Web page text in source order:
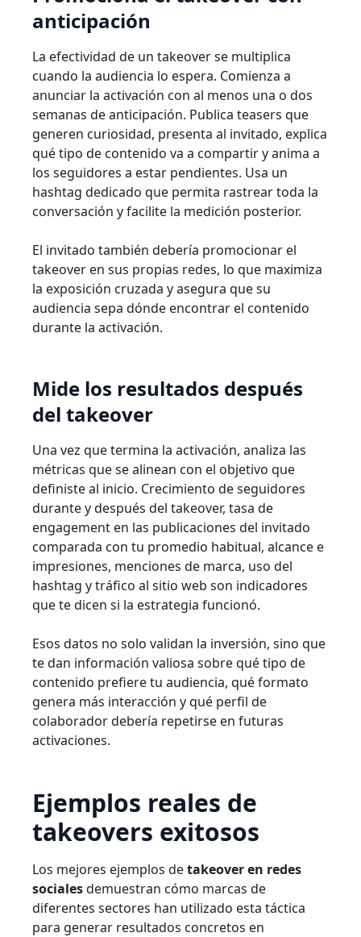
anticipación
La efectividad de un takeover se multiplica
cuando la audiencia lo espera. Comienza a
anunciar la activación con al menos una o dos
semanas de anticipación. Publica teasers que
generen curiosidad, presenta al invitado, explica
qué tipo de contenido va a compartir y anima a
los seguidores a estar pendientes. Usa un
hashtag dedicado que permita rastrear toda la
conversación y facilite la medición posterior.
El invitado también debería promocionar el
takeover en sus propias redes, lo que maximiza
la exposición cruzada y asegura que su
audiencia sepa dónde encontrar el contenido
durante la activación.
Mide los resultados después
del takeover
Una vez que termina la activación, analiza las
métricas que se alinean con el objetivo que
definiste al inicio. Crecimiento de seguidores
durante y después del takeover, tasa de
engagement en las publicaciones del invitado
comparada con tu promedio habitual, alcance e
impresiones, menciones de marca, uso del
hashtag y tráfico al sitio web son indicadores
que te dicen si la estrategia funcionó.
Esos datos no solo validan la inversión, sino que
te dan información valiosa sobre qué tipo de
contenido prefiere tu audiencia, qué formato
genera más interacción y qué perfil de
colaborador debería repetirse en futuras
activaciones.
Ejemplos reales de
takeovers exitosos
Los mejores ejemplos detakeover en redes
socialesdemuestran cómo marcas de
diferentes sectores han utilizado esta táctica
para generar resultados concretos en